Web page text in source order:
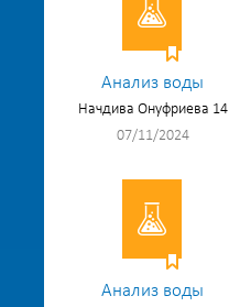
Анализ воды
Начдива Онуфриева 14
07/11/2024
Анализ воды